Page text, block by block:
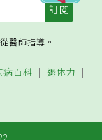
醫師指導。
病百科
退休力